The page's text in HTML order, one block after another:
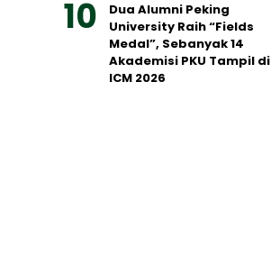
Dua Alumni Peking
University Raih “Fields
Medal”, Sebanyak 14
Akademisi PKU Tampil di
ICM 2026